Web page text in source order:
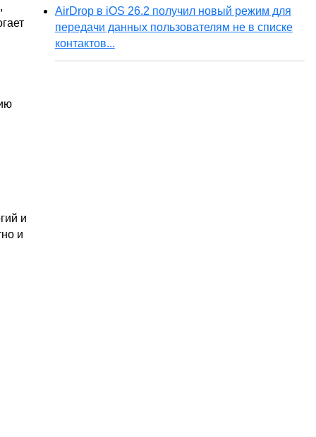
и
и
AirDrop в iOS 26.2 получил новый режим для
передачи данных пользователям не в списке
контактов...